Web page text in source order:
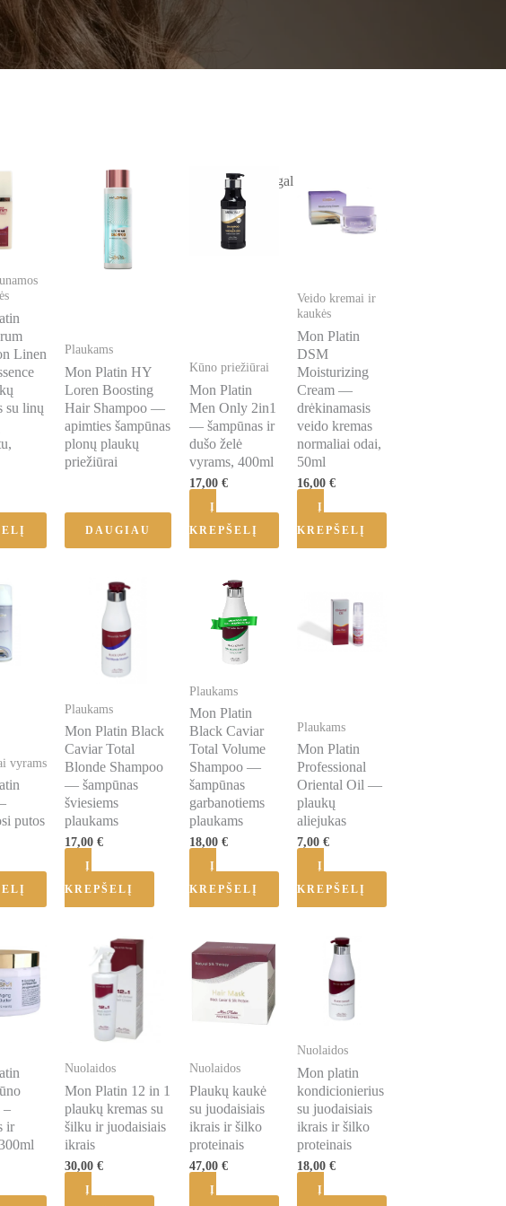
Linen
su linų
Plaukams
Mon Platin HY
Loren Boosting
Hair Shampoo —
apimties šampūnas
plonų plaukų
priežiūrai
DAUGIAU
Kūno priežiūrai
Mon Platin
Men Only 2in1
— šampūnas ir
dušo želė
vyrams, 400ml
17,00€
Į
KREPŠELĮ
Veido kremai ir
kaukės
Mon Platin
DSM
Moisturizing
Cream —
drėkinamasis
veido kremas
normaliai odai,
50ml
16,00€
Į
KREPŠELĮ
vyrams
putos
Plaukams
Mon Platin Black
Caviar Total
Blonde Shampoo
— šampūnas
šviesiems
plaukams
17,00€
Į
KREPŠELĮ
Plaukams
Mon Platin
Black Caviar
Total Volume
Shampoo —
šampūnas
garbanotiems
plaukams
18,00€
Į
KREPŠELĮ
Plaukams
Mon Platin
Professional
Oriental Oil —
plaukų
aliejukas
7,00€
Į
KREPŠELĮ
–
ir
Nuolaidos
Mon Platin 12 in 1
plaukų kremas su
šilku ir juodaisiais
ikrais
30,00€
Į
Nuolaidos
Plaukų kaukė
su juodaisiais
ikrais ir šilko
proteinais
47,00€
Į
Nuolaidos
Mon platin
kondicionierius
su juodaisiais
ikrais ir šilko
proteinais
18,00€
Į